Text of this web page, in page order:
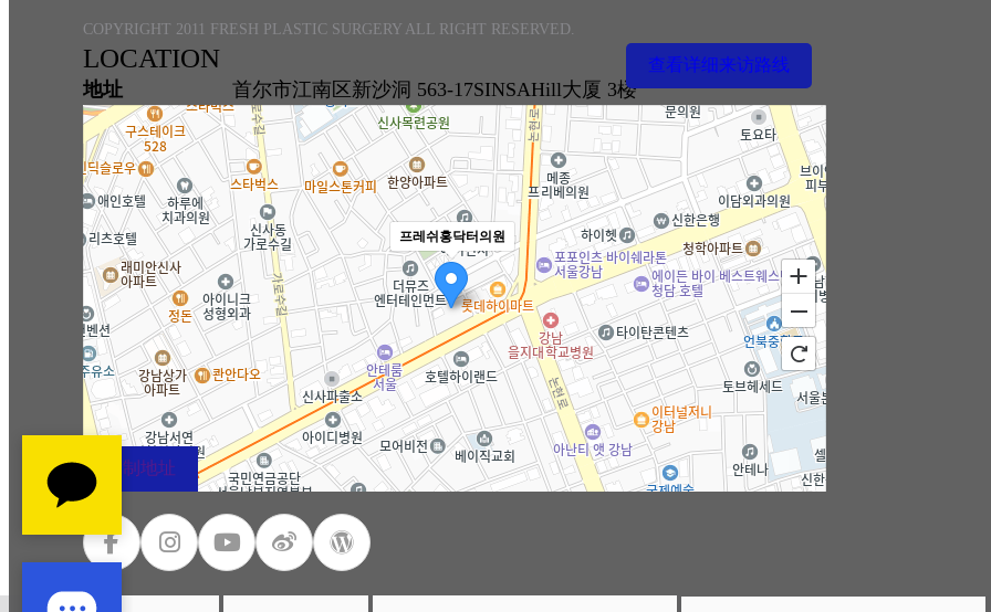
COPYRIGHT 2011 FRESH PLASTIC SURGERY ALL RIGHT RESERVED.
LOCATION 查看详细来访路线
地址 首尔市江南区新沙洞 563-17SINSAHill大厦 3楼
复制地址
프레쉬홍닥터의원